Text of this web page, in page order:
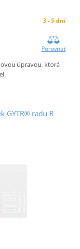
3 - 5 dní
Porovnať
úpravou, ktorá
GYTR® radu R